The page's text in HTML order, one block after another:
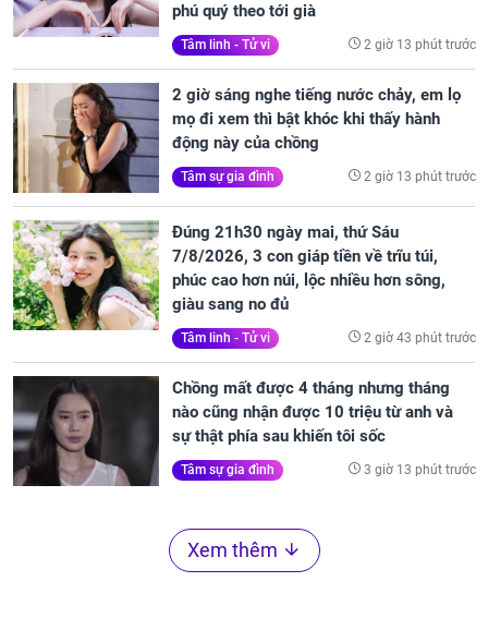
phú quý theo tới già
Tâm linh - Tử vi 2 giờ 13 phút trước
2 giờ sáng nghe tiếng nước chảy, em lọ
mọ đi xem thì bật khóc khi thấy hành
động này của chồng
Tâm sự gia đình 2 giờ 13 phút trước
Đúng 21h30 ngày mai, thứ Sáu
7/8/2026, 3 con giáp tiền về trĩu túi,
phúc cao hơn núi, lộc nhiều hơn sông,
giàu sang no đủ
Tâm linh - Tử vi 2 giờ 43 phút trước
Chồng mất được 4 tháng nhưng tháng
nào cũng nhận được 10 triệu từ anh và
sự thật phía sau khiến tôi sốc
Tâm sự gia đình 3 giờ 13 phút trước
Xem thêm